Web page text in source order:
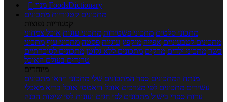

מנוי FoodsDictionary
מתכונים קטגוריות מתכונים
קטגוריות נפוצות
מתכוני סלטים מתכוני פשטידות מתכוני עוגות אוכל צמחוני
מתכונים לטבעוניים אפייה מוקפץ עוגיות פסטה מתכוני עוף מתכוני
בשר מתכוני ילדים מרקים מתכונים ללא גלוטן מתכונים לסוכרתיים
טרנדים בעולם האוכל
מיוחדים
מנתח המתכונים ספר המתכונים שלי מתכוני וידאו מתכונים
עשירים מתכונים לפי מצרכים אוכל דיאטטי אוכל בריא מאכלי
עדות ספרי בישול מתכונים לפי חגים ועונות לפי שיטות הכנה